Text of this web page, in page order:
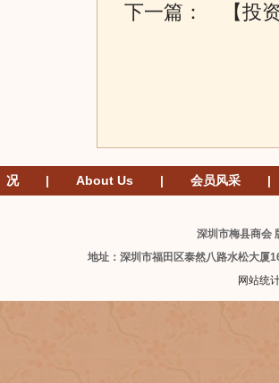
下一篇：
【投
| About Us | 会员风采 |
深圳市梅县商
地址：深圳市福田区泰然八路水松大厦
网站统